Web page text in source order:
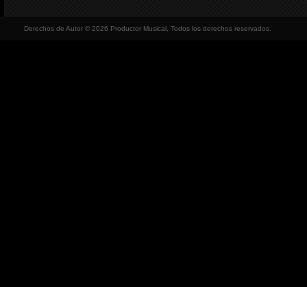
Derechos de Autor © 2026 Productor Musical, Todos los derechos reservados.